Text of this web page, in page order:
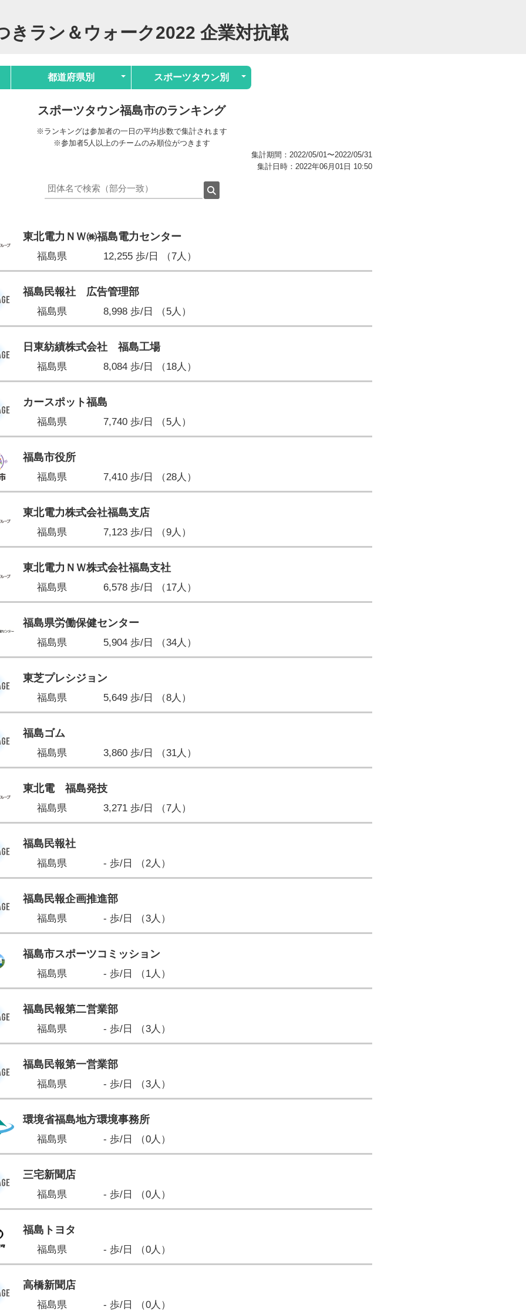
きラン＆ウォーク2022 企業対抗戦
都道府県別 スポーツタウン別
スポーツタウン福島市のランキング
※ランキングは参加者の一日の平均歩数で集計されます
※参加者5人以上のチームのみ順位がつきます
集計期間：2022/05/01〜2022/05/31
集計日時：2022年06月01日 10:50
東北電力ＮＷ㈱福島電力センター
福島県 12,255 歩/日 （7人）
福島民報社 広告管理部
福島県 8,998 歩/日 （5人）
日東紡績株式会社 福島工場
福島県 8,084 歩/日 （18人）
カースポット福島
福島県 7,740 歩/日 （5人）
福島市役所
福島県 7,410 歩/日 （28人）
東北電力株式会社福島支店
福島県 7,123 歩/日 （9人）
東北電力ＮＷ株式会社福島支社
福島県 6,578 歩/日 （17人）
福島県労働保健センター
福島県 5,904 歩/日 （34人）
東芝プレシジョン
福島県 5,649 歩/日 （8人）
福島ゴム
福島県 3,860 歩/日 （31人）
東北電 福島発技
福島県 3,271 歩/日 （7人）
福島民報社
福島県 - 歩/日 （2人）
福島民報企画推進部
福島県 - 歩/日 （3人）
福島市スポーツコミッション
福島県 - 歩/日 （1人）
福島民報第二営業部
福島県 - 歩/日 （3人）
福島民報第一営業部
福島県 - 歩/日 （3人）
環境省福島地方環境事務所
福島県 - 歩/日 （0人）
三宅新聞店
福島県 - 歩/日 （0人）
福島トヨタ
福島県 - 歩/日 （0人）
高橋新聞店
福島県 - 歩/日 （0人）